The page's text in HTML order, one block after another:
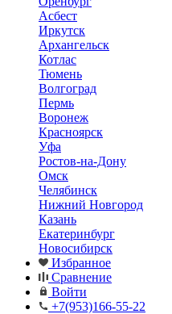
Асбест
Иркутск
Архангельск
Котлас
Тюмень
Волгоград
Пермь
Воронеж
Красноярск
Уфа
Ростов-на-Дону
Омск
Челябинск
Нижний Новгород
Казань
Екатеринбург
Новосибирск
Избранное
Сравнение
Войти
+7(953)166-55-22